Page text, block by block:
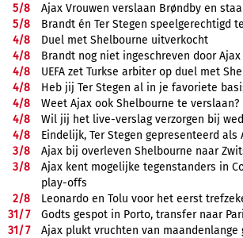
5/8
Ajax Vrouwen verslaan Brøndby en
5/8
Brandt én Ter Stegen speelgerechtigd
4/8
Duel met Shelbourne uitverkocht
4/8
Brandt nog niet ingeschreven door Ajax
4/8
UEFA zet Turkse arbiter op duel met
4/8
Heb jij Ter Stegen al in je favoriete
4/8
Weet Ajax ook Shelbourne te verslaan?
4/8
Wil jij het live-verslag verzorgen bij
4/8
Eindelijk, Ter Stegen gepresenteerd als
3/8
Ajax bij overleven Shelbourne naar
3/8
Ajax kent mogelijke tegenstanders in
play-offs
2/8
Leonardo en Tolu voor het eerst
31/7
Godts gespot in Porto, transfer naar
31/7
Ajax plukt vruchten van maandenlange